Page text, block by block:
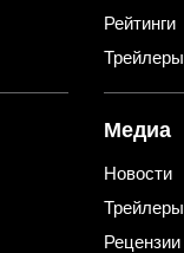
Рейтинги
Трейлеры
Медиа
Новости
Трейлеры
Рецензии